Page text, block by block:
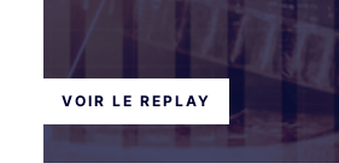
VOIR LE REPLAY